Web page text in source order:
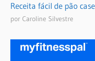
Receita fácil de pão
por Caroline Silvestre